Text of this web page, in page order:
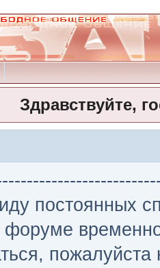
Здравствуйте,
постоянных
форуме